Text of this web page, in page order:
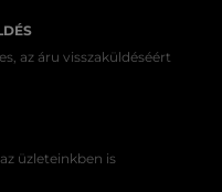
az áru visszaküldéséért
üzleteinkben is